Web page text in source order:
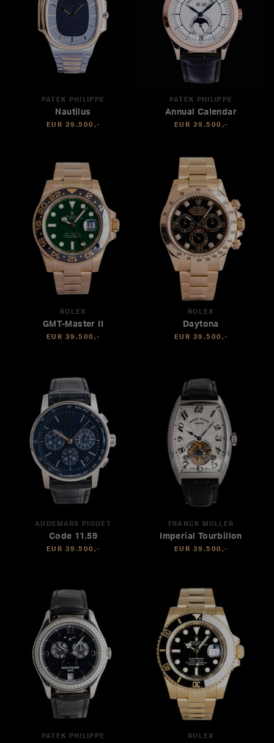
PATEK PHILIPPE
Nautilus
EUR 39.500,-
PATEK PHILIPPE
Annual Calendar
EUR 39.500,-
ROLEX
GMT-Master II
EUR 39.500,-
ROLEX
Daytona
EUR 39.500,-
AUDEMARS PIGUET
Code 11.59
EUR 39.500,-
FRANCK MULLER
Imperial Tourbillon
EUR 39.500,-
PATEK PHILIPPE ROLEX